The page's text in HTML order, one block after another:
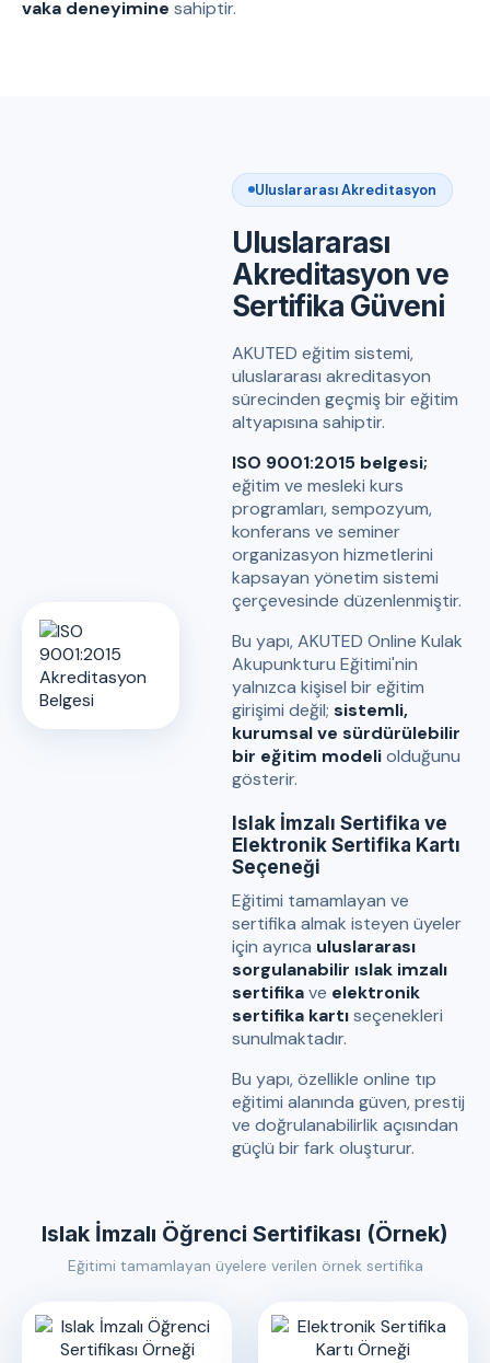
vaka deneyimine sahiptir.
Uluslararası Akreditasyon
Uluslararası
Akreditasyon ve
Sertifika Güveni
AKUTED eğitim sistemi,
uluslararası akreditasyon
sürecinden geçmiş bir eğitim
altyapısına sahiptir.
ISO 9001:2015 belgesi;
eğitim ve mesleki kurs
programları, sempozyum,
konferans ve seminer
organizasyon hizmetlerini
kapsayan yönetim sistemi
çerçevesinde düzenlenmiştir.
Bu yapı, AKUTED Online Kulak
Akupunkturu Eğitimi'nin
yalnızca kişisel bir eğitim
girişimi değil; sistemli,
kurumsal ve sürdürülebilir
bir eğitim modeliolduğunu
gösterir.
Islak İmzalı Sertifika ve
Elektronik Sertifika Kartı
Seçeneği
Eğitimi tamamlayan ve
sertifika almak isteyen üyeler
için ayrıca uluslararası
sorgulanabilir ıslak imzalı
sertifikave elektronik
sertifika kartıseçenekleri
sunulmaktadır.
Bu yapı, özellikle online tıp
eğitimi alanında güven, prestij
ve doğrulanabilirlik açısından
güçlü bir fark oluşturur.
Islak İmzalı Öğrenci Sertifikası (Örnek)
Eğitimi tamamlayan üyelere verilen örnek sertifika